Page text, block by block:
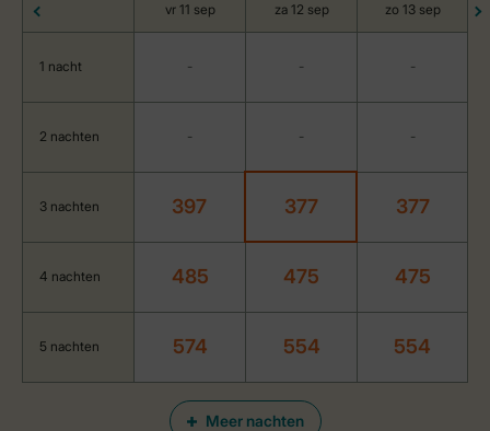
Meer nachten
vr 11 sep za 12 sep zo 13 sep
1 nacht - - -
2 nachten - - -
3 nachten 397 377 377
4 nachten 485 475 475
5 nachten 574 554 554